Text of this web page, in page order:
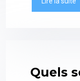
Quels